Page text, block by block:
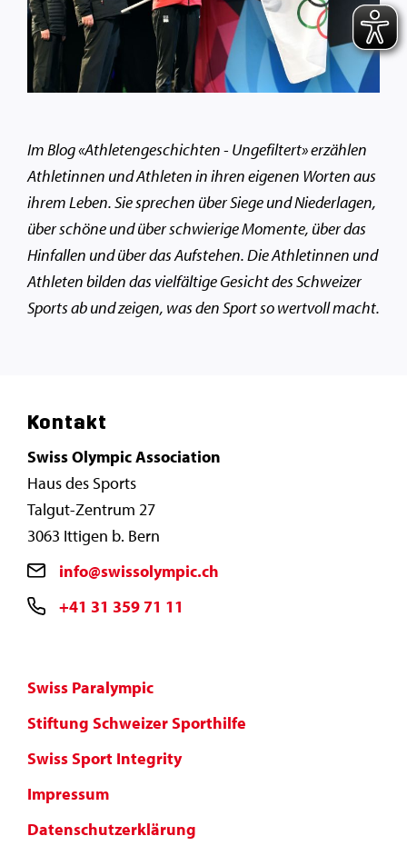
Im Blog «Athletengeschichten - Ungefiltert» erzählen
Athletinnen und Athleten in ihren eigenen Worten aus
ihrem Leben. Sie sprechen über Siege und Niederlagen,
über schöne und über schwierige Momente, über das
Hinfallen und über das Aufstehen. Die Athletinnen und
Athleten bilden das vielfältige Gesicht des Schweizer
Sports ab und zeigen, was den Sport so wertvoll macht.
Kontakt
Swiss Olympic Association
Haus des Sports
Talgut-Zentrum 27
3063 Ittigen b. Bern
info@swissolympic.ch
+41 31 359 71 11
Swiss Paralympic
Stiftung Schweizer Sporthilfe
Swiss Sport Integrity
Impressum
Datenschutzerklärung